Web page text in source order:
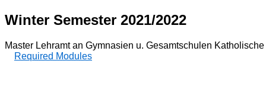
Winter Semester 2021/2022
Master Lehramt an Gymnasien u. Gesamtschulen
Required Modules